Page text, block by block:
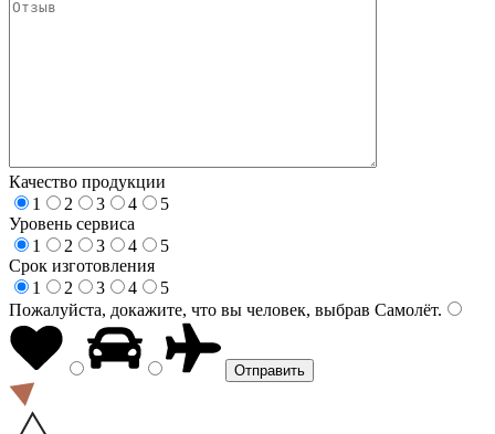
Качество продукции
1
2 3 4
5
Уровень сервиса
1
2 3 4
5
Срок изготовления
1
2 3 4
5
Пожалуйста, докажите, что вы человек, выбрав Самолёт.